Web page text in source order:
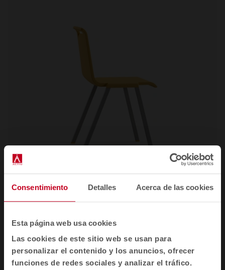
Consentimiento Detalles Acerca de las cookies
Esta página web usa cookies
Las cookies de este sitio web se usan para
personalizar el contenido y los anuncios, ofrecer
funciones de redes sociales y analizar el tráfico.
Mit Sillas para colectividades